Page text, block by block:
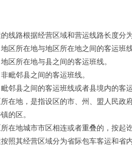
路根据经营区域和营运线路长度分为
所在地与地区所在地之间的客运班线
所在地与县之间的客运班线。
邻县之间的客运班线。
县之间的客运班线或者县境内的客运
地，是指设区的市、州、盟人民政
的区。
地城市市区相连或者重叠的，按起讫
其经营区域分为省际包车客运和省